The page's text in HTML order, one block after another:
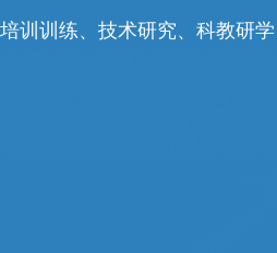
训训练、技术研究、科教研学